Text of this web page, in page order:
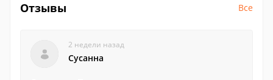
Отзывы Все
2 недели назад
Сусанна